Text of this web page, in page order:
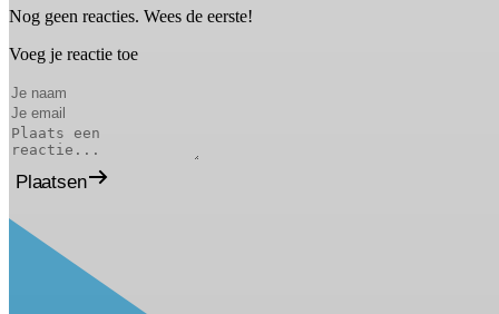
Nog geen reacties. Wees de eerste!
Voeg je reactie toe
Plaatsen